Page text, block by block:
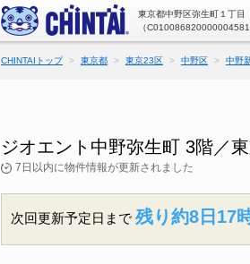
東京都中野区弥生町１丁
（
CHINTAIトップ 東京都 東京23区 中野区 中野
ジオエント中野弥生町 3階／
7日以内に物件情報が更新されました
次回更新予定日まで 残り約8日17